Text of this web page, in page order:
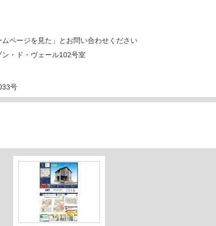
ムページを見た」とお問い合わせください
・ド・ヴェール102号室
号